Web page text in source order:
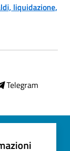
liquidazione,
Telegram